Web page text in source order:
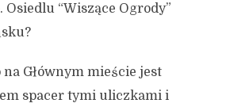
Osiedlu “Wiszące Ogrody”
Głównym mieście jest
spacer tymi uliczkami i